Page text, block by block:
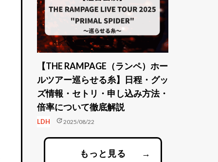
【THE RAMPAGE（ランペ）ホー
ルツアー巡らせる糸】日程・グッ
ズ情報・セトリ・申し込み方法・
倍率について徹底解説
LDH update2025/08/22
もっと見る →